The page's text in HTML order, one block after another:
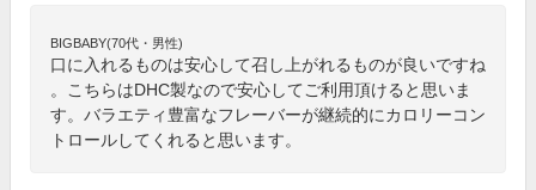
BIGBABY(70代・男性)
口に入れるものは安心して召し上がれるものが良いですね
。こちらはDHC製なので安心してご利用頂けると思いま
す。バラエティ豊富なフレーバーが継続的にカロリーコン
トロールしてくれると思います。